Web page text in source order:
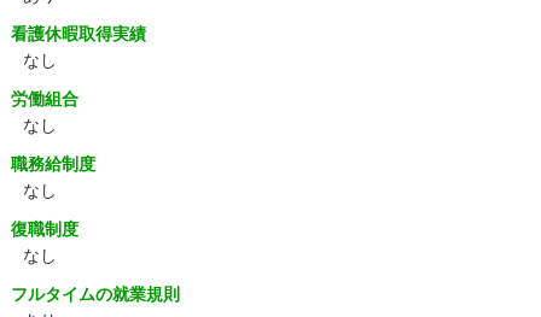
看護休暇取得実績
なし
労働組合
なし
職務給制度
なし
復職制度
なし
フルタイムの就業規則